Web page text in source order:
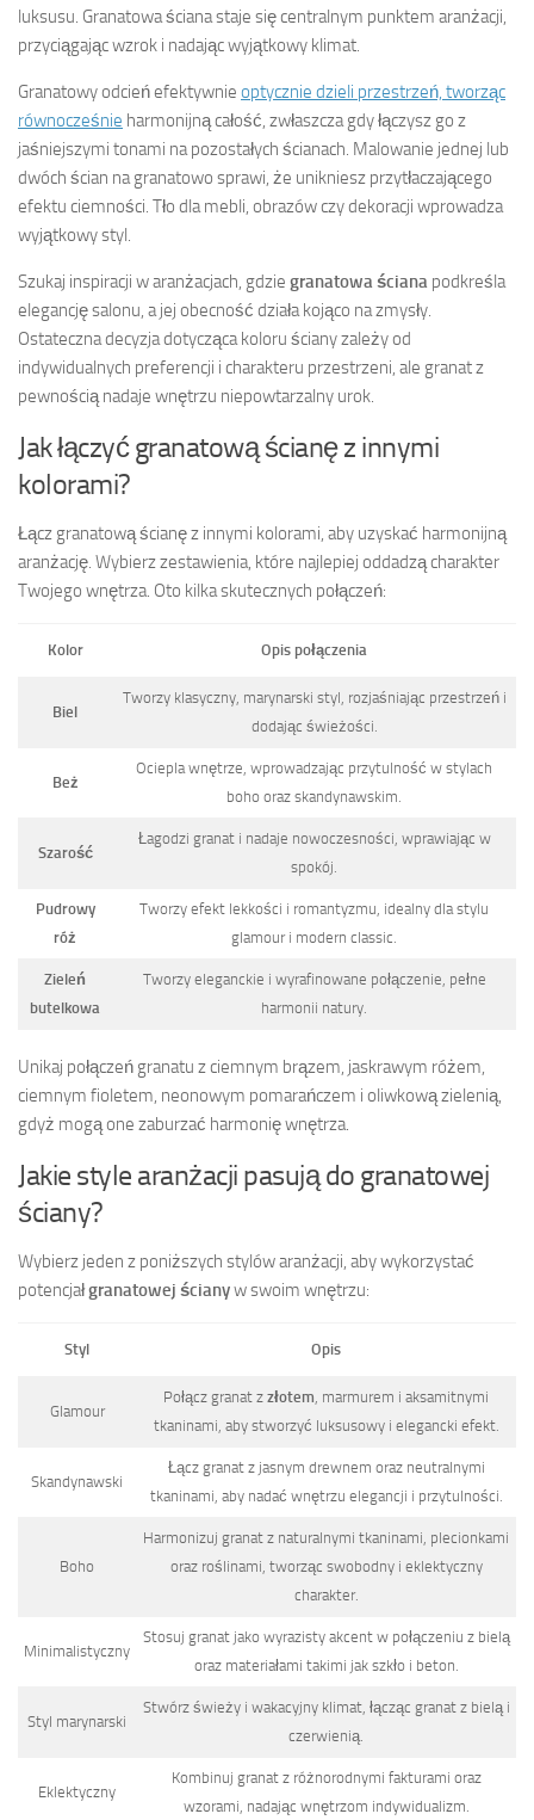
luksusu. Granatowa ściana staje się centralnym punktem aranżacji,
przyciągając wzrok i nadając wyjątkowy klimat.
Granatowy odcień efektywnie optycznie dzieli przestrzeń, tworząc
równocześnie harmonijną całość, zwłaszcza gdy łączysz go z
jaśniejszymi tonami na pozostałych ścianach. Malowanie jednej lub
dwóch ścian na granatowo sprawi, że unikniesz przytłaczającego
efektu ciemności. Tło dla mebli, obrazów czy dekoracji wprowadza
wyjątkowy styl.
Szukaj inspiracji w aranżacjach, gdzie granatowa ściana podkreśla
elegancję salonu, a jej obecność działa kojąco na zmysły.
Ostateczna decyzja dotycząca koloru ściany zależy od
indywidualnych preferencji i charakteru przestrzeni, ale granat z
pewnością nadaje wnętrzu niepowtarzalny urok.
Jak łączyć granatową ścianę z innymi
kolorami?
Łącz granatową ścianę z innymi kolorami, aby uzyskać harmonijną
aranżację. Wybierz zestawienia, które najlepiej oddadzą charakter
Twojego wnętrza. Oto kilka skutecznych połączeń:
Kolor Opis połączenia
Biel
Tworzy klasyczny, marynarski styl, rozjaśniając przestrzeń i
dodając świeżości.
Beż
Ociepla wnętrze, wprowadzając przytulność w stylach
boho oraz skandynawskim.
Szarość
Łagodzi granat i nadaje nowoczesności, wprawiając w
spokój.
Pudrowy
róż
Tworzy efekt lekkości i romantyzmu, idealny dla stylu
glamour i modern classic.
Zieleń
butelkowa
Tworzy eleganckie i wyrafinowane połączenie, pełne
harmonii natury.
Unikaj połączeń granatu z ciemnym brązem, jaskrawym różem,
ciemnym fioletem, neonowym pomarańczem i oliwkową zielenią,
gdyż mogą one zaburzać harmonię wnętrza.
Jakie style aranżacji pasują do granatowej
ściany?
Wybierz jeden z poniższych stylów aranżacji, aby wykorzystać
potencjałgranatowej ścianyw swoim wnętrzu:
Styl Opis
Glamour
Połącz granat z złotem, marmurem i aksamitnymi
tkaninami, aby stworzyć luksusowy i elegancki efekt.
Skandynawski
Łącz granat z jasnym drewnem oraz neutralnymi
tkaninami, aby nadać wnętrzu elegancji i przytulności.
Boho
Harmonizuj granat z naturalnymi tkaninami, plecionkami
oraz roślinami, tworząc swobodny i eklektyczny
charakter.
Minimalistyczny
Stosuj granat jako wyrazisty akcent w połączeniu z bielą
oraz materiałami takimi jak szkło i beton.
Styl marynarski
Stwórz świeży i wakacyjny klimat, łącząc granat z bielą i
czerwienią.
Eklektyczny
Kombinuj granat z różnorodnymi fakturami oraz
wzorami, nadając wnętrzom indywidualizm.